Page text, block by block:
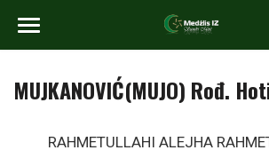
MUJKANOVIĆ(MUJO) Rođ.
RAHMETULLAHI ALEJHA